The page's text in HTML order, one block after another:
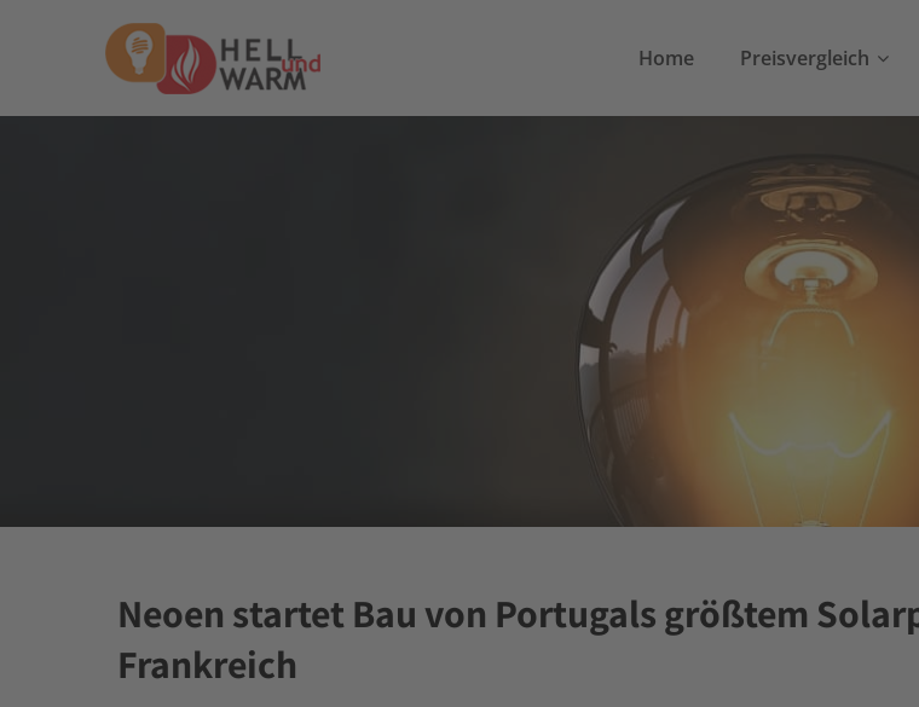
Home Preisvergleich
Neoen startet Bau von Portugals größtem
Frankreich